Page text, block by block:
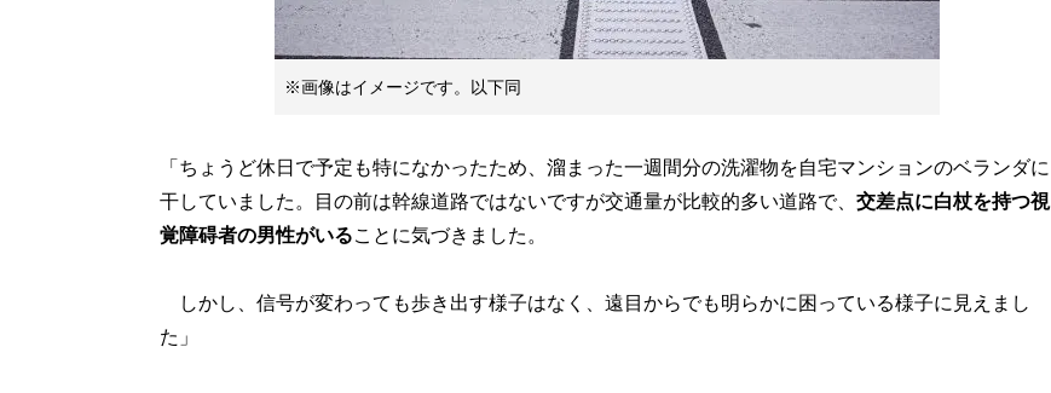
※画像はイメージです。以下同
「ちょうど休日で予定も特になかったため、溜まった一週間分の洗濯物を自宅マンションのベランダに
干していました。目の前は幹線道路ではないですが交通量が比較的多い道路で、 交差点に白杖を持つ視
覚障碍者の男性がいることに気づきました。
しかし、信号が変わっても歩き出す様子はなく、遠目からでも明らかに困っている様子に見えまし
た」